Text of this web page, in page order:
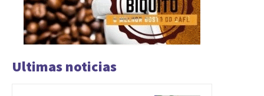
Ultimas noticias